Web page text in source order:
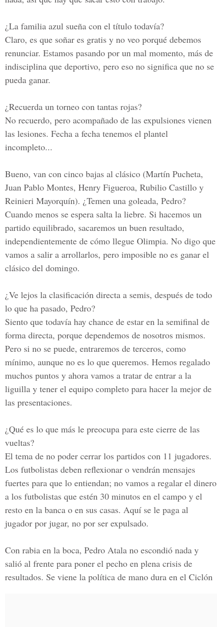
¿La familia azul sueña con el título todavía?
Claro, es que soñar es gratis y no veo porqué debemos
renunciar. Estamos pasando por un mal momento, más de
indisciplina que deportivo, pero eso no significa que no se
pueda ganar.
¿Recuerda un torneo con tantas rojas?
No recuerdo, pero acompañado de las expulsiones vienen
las lesiones. Fecha a fecha tenemos el plantel
incompleto...
Bueno, van con cinco bajas al clásico (Martín Pucheta,
Juan Pablo Montes, Henry Figueroa, Rubilio Castillo y
Reinieri Mayorquín). ¿Temen una goleada, Pedro?
Cuando menos se espera salta la liebre. Si hacemos un
partido equilibrado, sacaremos un buen resultado,
independientemente de cómo llegue Olimpia. No digo que
vamos a salir a arrollarlos, pero imposible no es ganar el
clásico del domingo.
¿Ve lejos la clasificación directa a semis, después de todo
lo que ha pasado, Pedro?
Siento que todavía hay chance de estar en la semifinal de
forma directa, porque dependemos de nosotros mismos.
Pero si no se puede, entraremos de terceros, como
mínimo, aunque no es lo que queremos. Hemos regalado
muchos puntos y ahora vamos a tratar de entrar a la
liguilla y tener el equipo completo para hacer la mejor de
las presentaciones.
¿Qué es lo que más le preocupa para este cierre de las
vueltas?
El tema de no poder cerrar los partidos con 11 jugadores.
Los futbolistas deben reflexionar o vendrán mensajes
fuertes para que lo entiendan; no vamos a regalar el dinero
a los futbolistas que estén 30 minutos en el campo y el
resto en la banca o en sus casas. Aquí se le paga al
jugador por jugar, no por ser expulsado.
Con rabia en la boca, Pedro Atala no escondió nada y
salió al frente para poner el pecho en plena crisis de
resultados. Se viene la política de mano dura en el Ciclón